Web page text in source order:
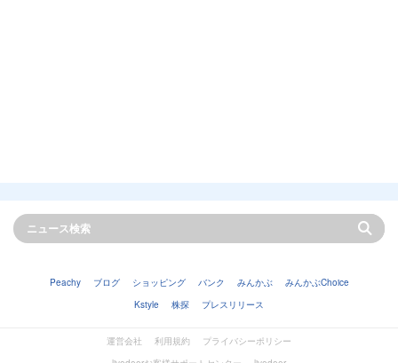
Peachy ブログ ショッピング バンク みんかぶ
みんかぶChoice
Kstyle
株探 プレスリリース
運営会社 利用規約
プライバシーポリシー